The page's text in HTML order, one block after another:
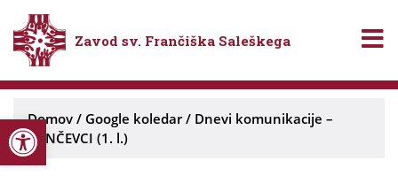
Open toolbar
Zavod sv. Frančiška Saleškega
Domov / Google koledar/ Dnevi komunikacije –
KANČEVCI (1. l.)